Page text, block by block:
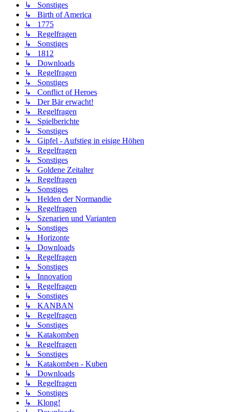
↳ Sonstiges
↳ Birth of America
↳ 1775
↳ Regelfragen
↳ Sonstiges
↳ 1812
↳ Downloads
↳ Regelfragen
↳ Sonstiges
↳ Conflict of Heroes
↳ Der Bär erwacht!
↳ Regelfragen
↳ Spielberichte
↳ Sonstiges
↳ Gipfel - Aufstieg in eisige Höhen
↳ Regelfragen
↳ Sonstiges
↳ Goldene Zeitalter
↳ Regelfragen
↳ Sonstiges
↳ Helden der Normandie
↳ Regelfragen
↳ Szenarien und Varianten
↳ Sonstiges
↳ Horizonte
↳ Downloads
↳ Regelfragen
↳ Sonstiges
↳ Innovation
↳ Regelfragen
↳ Sonstiges
↳ KANBAN
↳ Regelfragen
↳ Sonstiges
↳ Katakomben
↳ Regelfragen
↳ Sonstiges
↳ Katakomben - Kuben
↳ Downloads
↳ Regelfragen
↳ Sonstiges
↳ Klong!